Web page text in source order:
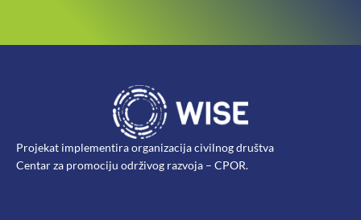
Projekat implementira organizacija civilnog društva
Centar za promociju održivog razvoja – CPOR.